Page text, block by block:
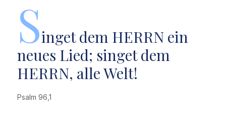
Singet dem HERRN ein
neues Lied; singet dem
HERRN, alle Welt!
Psalm 96,1